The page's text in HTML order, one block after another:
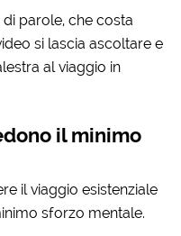
parole, che costa
si lascia ascoltare e
al viaggio in
il minimo
il viaggio esistenziale
sforzo mentale.